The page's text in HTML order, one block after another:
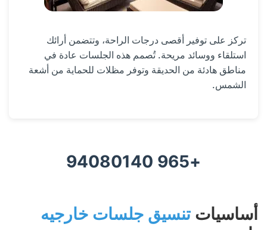
تركز على توفير أقصى درجات الراحة، وتتضمن أرائك
استلقاء ووسائد مريحة. تُصمم هذه الجلسات عادة في
مناطق هادئة من الحديقة وتوفر مظلات للحماية من أشعة
الشمس.
+965 94080140
أساسيات تنسيق جلسات خارجيه